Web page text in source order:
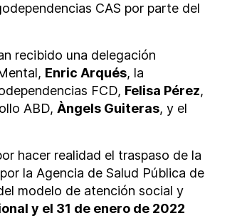
CAS por parte del
recibido una delegación
Enric Arqués, la
FCD, Felisa Pérez,
ABD, Àngels Guiteras, y el
hacer realidad el traspaso de la
la Agencia de Salud Pública de
modelo de atención social y
y el 31 de enero de 2022